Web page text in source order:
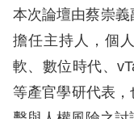
權
保
護
政
策
本次論壇由蔡崇
擔任主持人，個
軟、數位時代、
等產官學研代表